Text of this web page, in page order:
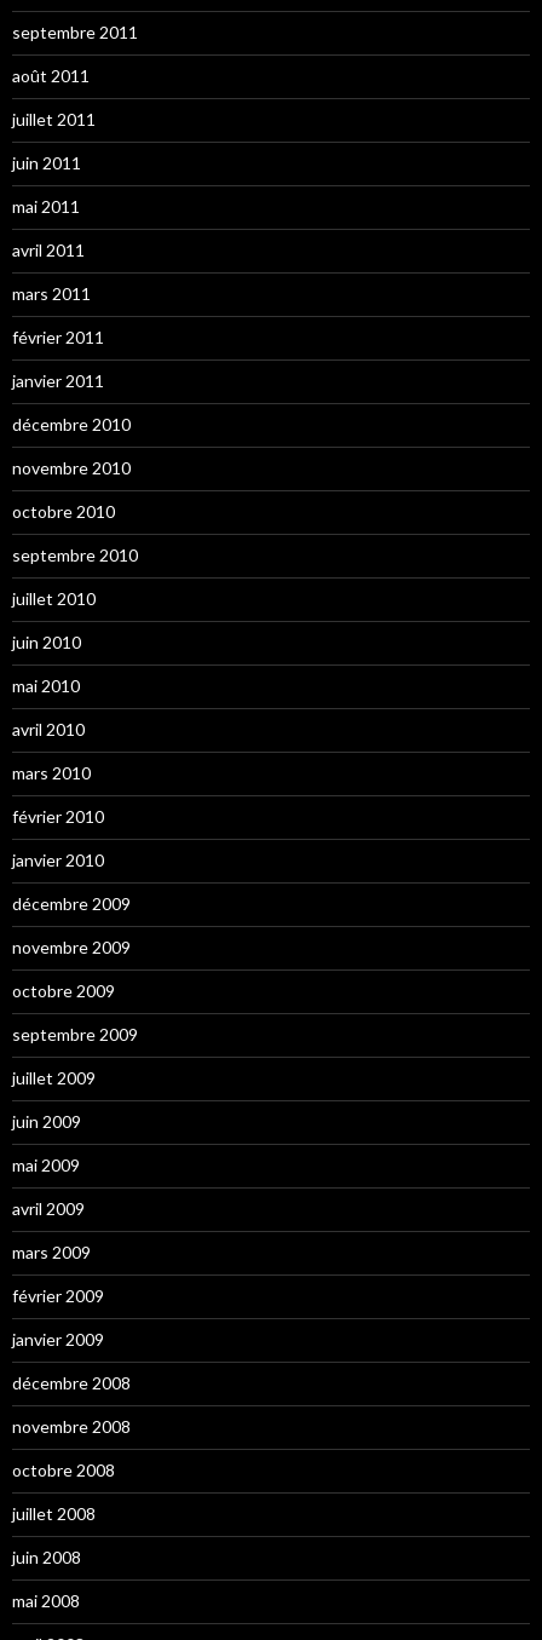
septembre 2011
août 2011
juillet 2011
juin 2011
mai 2011
avril 2011
mars 2011
février 2011
janvier 2011
décembre 2010
novembre 2010
octobre 2010
septembre 2010
juillet 2010
juin 2010
mai 2010
avril 2010
mars 2010
février 2010
janvier 2010
décembre 2009
novembre 2009
octobre 2009
septembre 2009
juillet 2009
juin 2009
mai 2009
avril 2009
mars 2009
février 2009
janvier 2009
décembre 2008
novembre 2008
octobre 2008
juillet 2008
juin 2008
mai 2008